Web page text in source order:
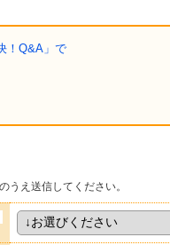
！Q&A」で
うえ送信してください。